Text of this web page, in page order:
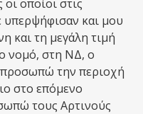
οι οποίοι στις
και μου
και τη μεγάλη τιμή
νομό, στη ΝΔ, ο
την περιοχή
στο επόμενο
τους Αρτινούς